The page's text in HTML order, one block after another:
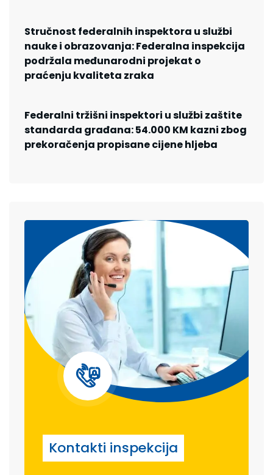
Stručnost federalnih inspektora u službi
nauke i obrazovanja: Federalna inspekcija
podržala međunarodni projekat o
praćenju kvaliteta zraka
Federalni tržišni inspektori u službi zaštite
standarda građana: 54.000 KM kazni zbog
prekoračenja propisane cijene hljeba
Kontakti inspekcija